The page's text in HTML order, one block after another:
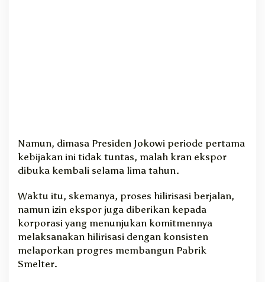
Namun, dimasa Presiden Jokowi periode pertama
kebijakan ini tidak tuntas, malah kran ekspor
dibuka kembali selama lima tahun.
Waktu itu, skemanya, proses hilirisasi berjalan,
namun izin ekspor juga diberikan kepada
korporasi yang menunjukan komitmennya
melaksanakan hilirisasi dengan konsisten
melaporkan progres membangun Pabrik
Smelter.